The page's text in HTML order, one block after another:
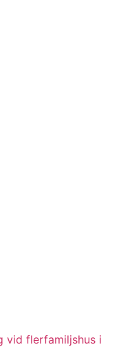
vid flerfamiljshus i